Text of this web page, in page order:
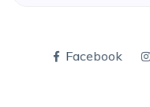
Facebook